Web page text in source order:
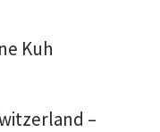
Kuh
–